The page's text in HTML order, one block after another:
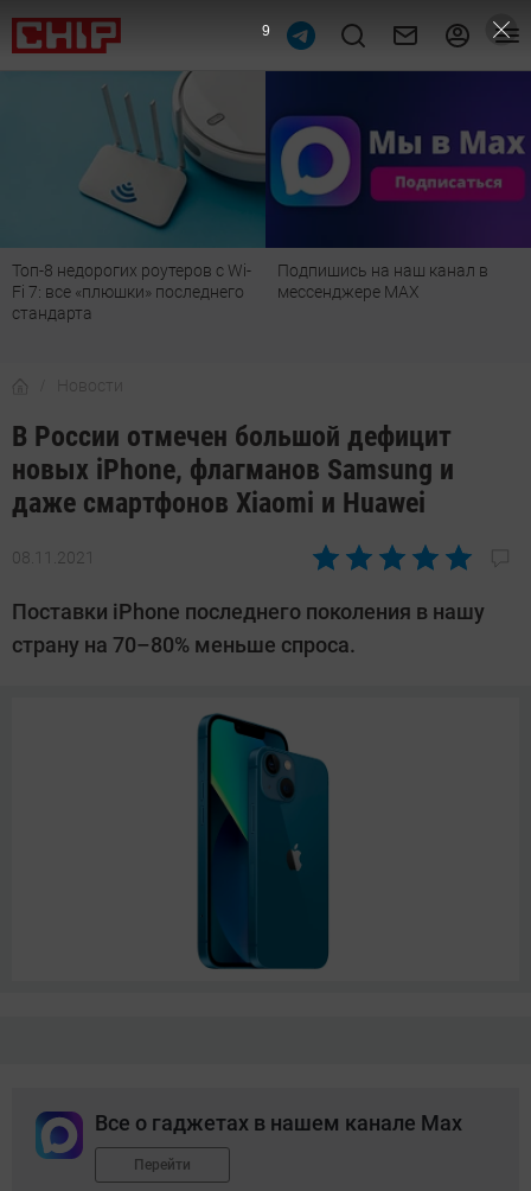
Подпишись на наш канал в
мессенджере МАХ
Рейтинг телевизоров 2026:
лучшие модели для гостиной,
Новости
В России отмечен большой дефицит
новых iPhone, флагманов Samsung и
даже смартфонов Xiaomi и Huawei
08.11.2021
Автор:
Кошик
Поставки iPhone последнего поколения в нашу
страну на 70–80% меньше спроса.
Все о гаджетах в нашем канале Max
Перейти
8